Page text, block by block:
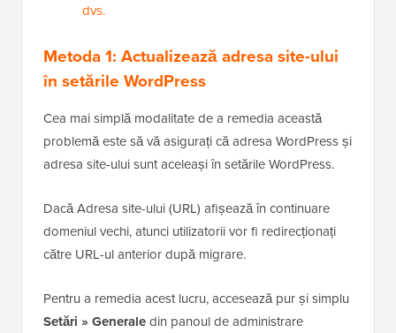
dvs.
Metoda 1: Actualizează adresa site-ului
în setările WordPress
Cea mai simplă modalitate de a remedia această
problemă este să vă asigurați că adresa WordPress și
adresa site-ului sunt aceleași în setările WordPress.
Dacă Adresa site-ului (URL) afișează în continuare
domeniul vechi, atunci utilizatorii vor fi redirecționați
către URL-ul anterior după migrare.
Pentru a remedia acest lucru, accesează pur și simplu
Setări » Generaledin panoul de administrare